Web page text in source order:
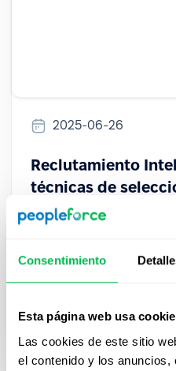
Consentimiento
Esta página web usa
Las cookies de este sitio
el contenido y los anuncios,
2025-06-26
Reclutamiento
técnicas de
atraer y retener
Innovadoras que
Permiten Identificar
Talent acquisition